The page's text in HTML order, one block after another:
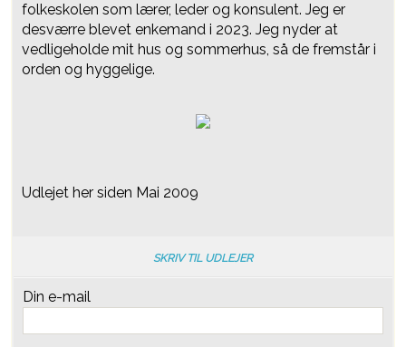
folkeskolen som lærer, leder og konsulent. Jeg er
desværre blevet enkemand i 2023. Jeg nyder at
vedligeholde mit hus og sommerhus, så de fremstår i
orden og hyggelige.
Udlejet her siden Mai 2009
SKRIV TIL UDLEJER
Din e-mail